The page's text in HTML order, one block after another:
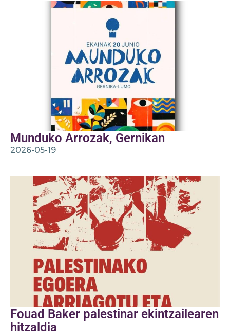
Munduko Arrozak, Gernikan
2026-05-19
Fouad Baker palestinar ekintzailearen
hitzaldia